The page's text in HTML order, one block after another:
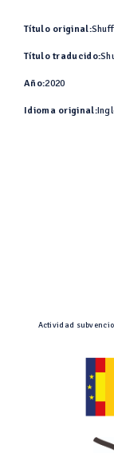
Título original:
Título traducido:
Año:2020
Idioma original:
Actividad